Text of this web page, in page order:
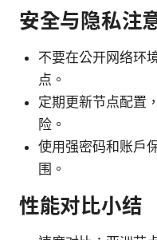
安全与隐私注
不要在公开网络环
点。
定期更新节点配置
险。
使用强密码和账户
围。
性能对比小结